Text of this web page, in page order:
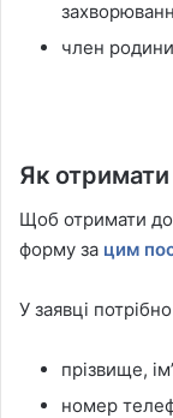
член
Як
Щоб отримати
форму за цим
У заявці
прізвище,
номер